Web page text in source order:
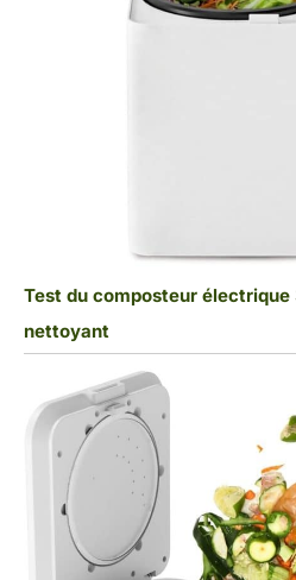
Test du composteur
nettoyant